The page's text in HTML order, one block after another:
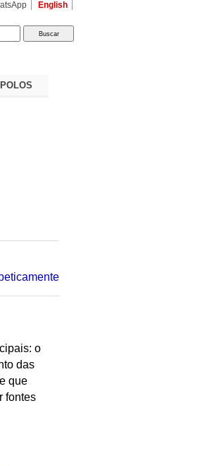
English
POLOS
o
das
que
fontes